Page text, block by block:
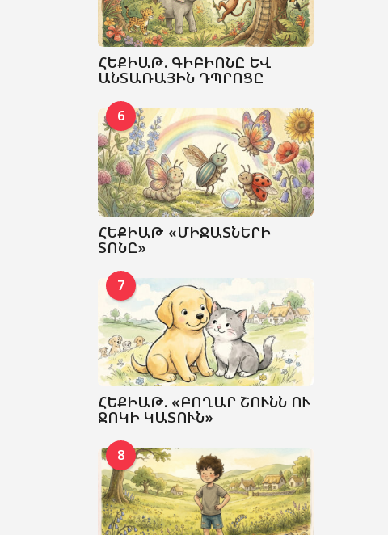
ՀԵՔԻԱԹ. ԳԻԲԻՈՆԸ ԵՎ
ԱՆՏԱՌԱՅԻՆ ԴՊՐՈՑԸ
6
ՀԵՔԻԱԹ «ՄԻՋԱՏՆԵՐԻ
ՏՈՆԸ»
7
ՀԵՔԻԱԹ. «ԲՈՂԱՐ ՇՈՒՆՆ ՈՒ
ՋՈԿԻ ԿԱՏՈՒՆ»
8